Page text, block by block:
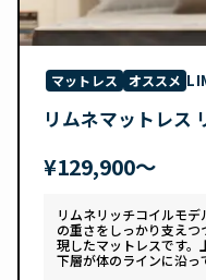
マットレス オススメ
リムネマットレス
¥129,900〜
リムネリッチコイルモ
の重さをしっかり支え
現したマットレスです。
下層が体のラインに沿